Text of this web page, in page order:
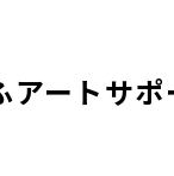
ートサ